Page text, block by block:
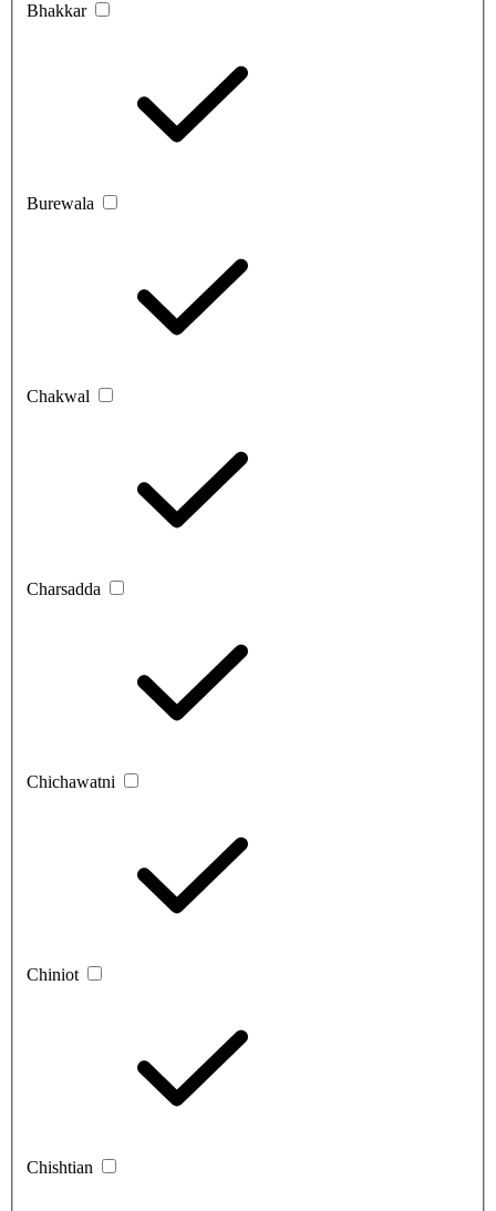
Bhakkar
Burewala
Chakwal
Charsadda
Chichawatni
Chiniot
Chishtian